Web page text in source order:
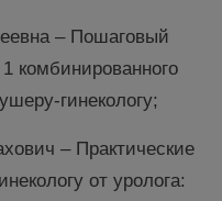
– Пошаговый
комбинированного
гинекологу;
– Практические
от уролога: